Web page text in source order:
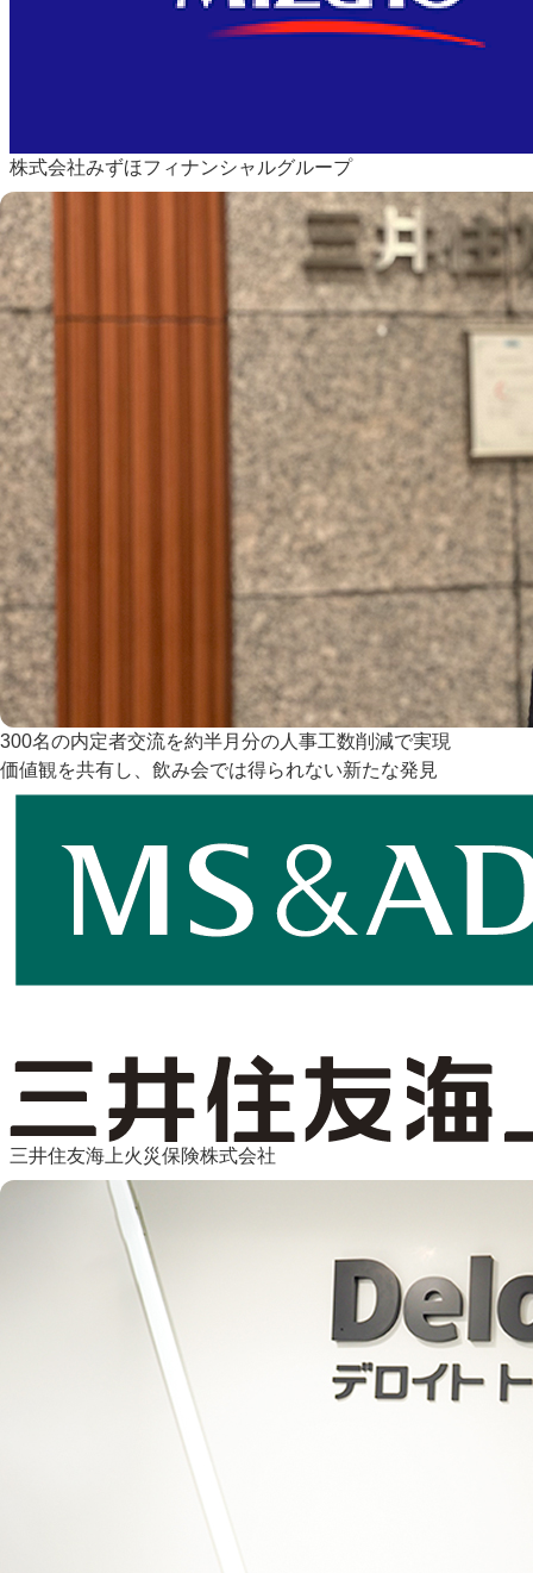
株式会社みずほフィナンシャルグループ
300名の内定者交流を約半月分の人事工数削減で実現
価値観を共有し、飲み会では得られない新たな発見
三井住友海上火災保険株式会社